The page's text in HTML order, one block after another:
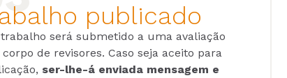
publicado
será submetido a uma avaliação
corpo de revisores. Caso seja aceito para
ser-lhe-á enviada mensagem e